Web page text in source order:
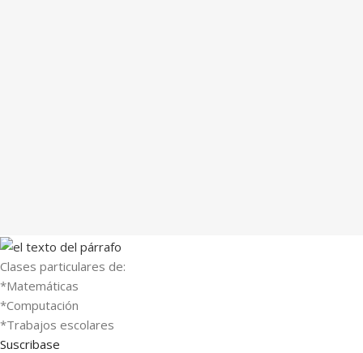
Clases particulares de:
*Matemáticas
*Computación
*Trabajos escolares
Suscribase